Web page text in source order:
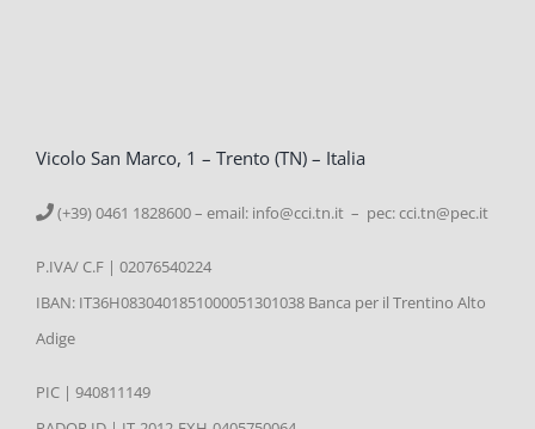
Vicolo San Marco, 1 – Trento (TN) – Italia
(+39) 0461 1828600 – email: info@cci.tn.it – pec: cci.tn@pec.it
P.IVA/ C.F | 02076540224
IBAN: IT36H0830401851000051301038 Banca per il Trentino Alto
Adige
PIC | 940811149